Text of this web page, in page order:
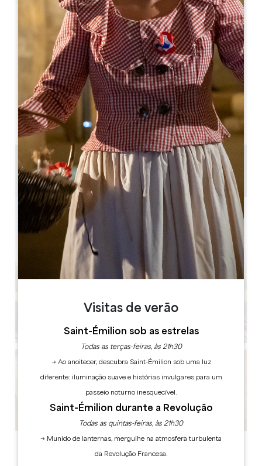
Ver todas as fotos
Fer Servadou
Néac
33500 NEAC
05 57 55 28 20
Contactar-nos
Capacidade da sala em forma de U : 10
Capacidade do teatro : 0
7.6 km
Copiar código GPS
Visitas de verão
Saint-Émilion sob as estrelas
Todas as terças-feiras, às 21h30
→ Ao anoitecer, descubra Saint-Émilion sob uma luz
diferente: iluminação suave e histórias invulgares para um
passeio noturno inesquecível.
Saint-Émilion durante a Revolução
Todas as quintas-feiras, às 21h30
→ Munido de lanternas, mergulhe na atmosfera turbulenta
da Revolução Francesa.